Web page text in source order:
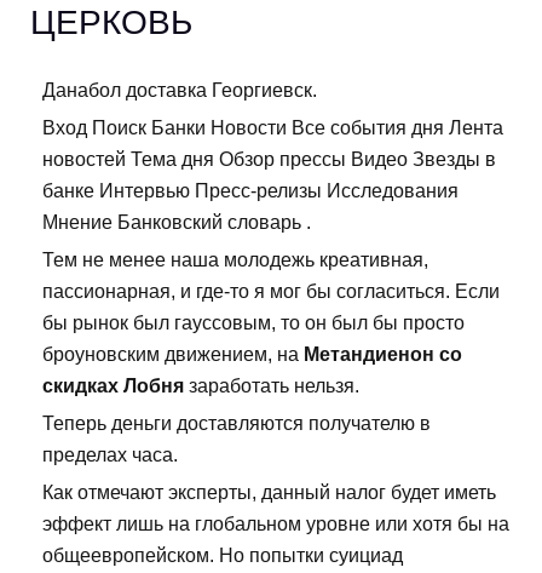
ЦЕРКОВЬ
Данабол доставка Георгиевск.
Вход Поиск Банки Новости Все события дня Лента
новостей Тема дня Обзор прессы Видео Звезды в
банке Интервью Пресс-релизы Исследования
Мнение Банковский словарь .
Тем не менее наша молодежь креативная,
пассионарная, и где-то я мог бы согласиться. Если
бы рынок был гауссовым, то он был бы просто
броуновским движением, на Метандиенон со
скидках Лобня заработать нельзя.
Теперь деньги доставляются получателю в
пределах часа.
Как отмечают эксперты, данный налог будет иметь
эффект лишь на глобальном уровне или хотя бы на
общеевропейском. Но попытки суициад